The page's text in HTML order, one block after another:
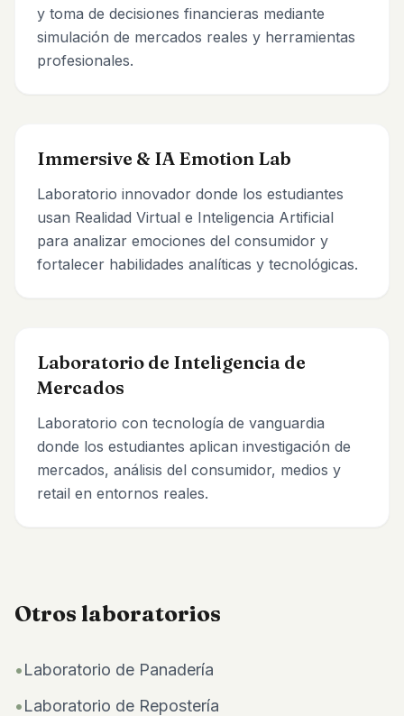
y toma de decisiones financieras mediante
simulación de mercados reales y herramientas
profesionales.
Immersive & IA Emotion Lab
Laboratorio innovador donde los estudiantes
usan Realidad Virtual e Inteligencia Artificial
para analizar emociones del consumidor y
fortalecer habilidades analíticas y tecnológicas.
Laboratorio de Inteligencia de
Mercados
Laboratorio con tecnología de vanguardia
donde los estudiantes aplican investigación de
mercados, análisis del consumidor, medios y
retail en entornos reales.
Otros laboratorios
•Laboratorio de Panadería
•Laboratorio de Repostería